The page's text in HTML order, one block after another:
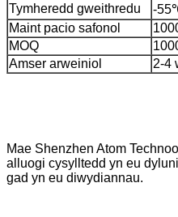
Tymheredd gweithredu
-
Maint pacio safonol
MOQ
Amser arweiniol
2-4
Mae Shenzhen Atom
alluogi cysylltedd yn eu
gad yn eu diwydiannau.